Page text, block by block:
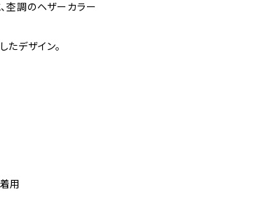
杢調のヘザーカラー
デザイン。
用